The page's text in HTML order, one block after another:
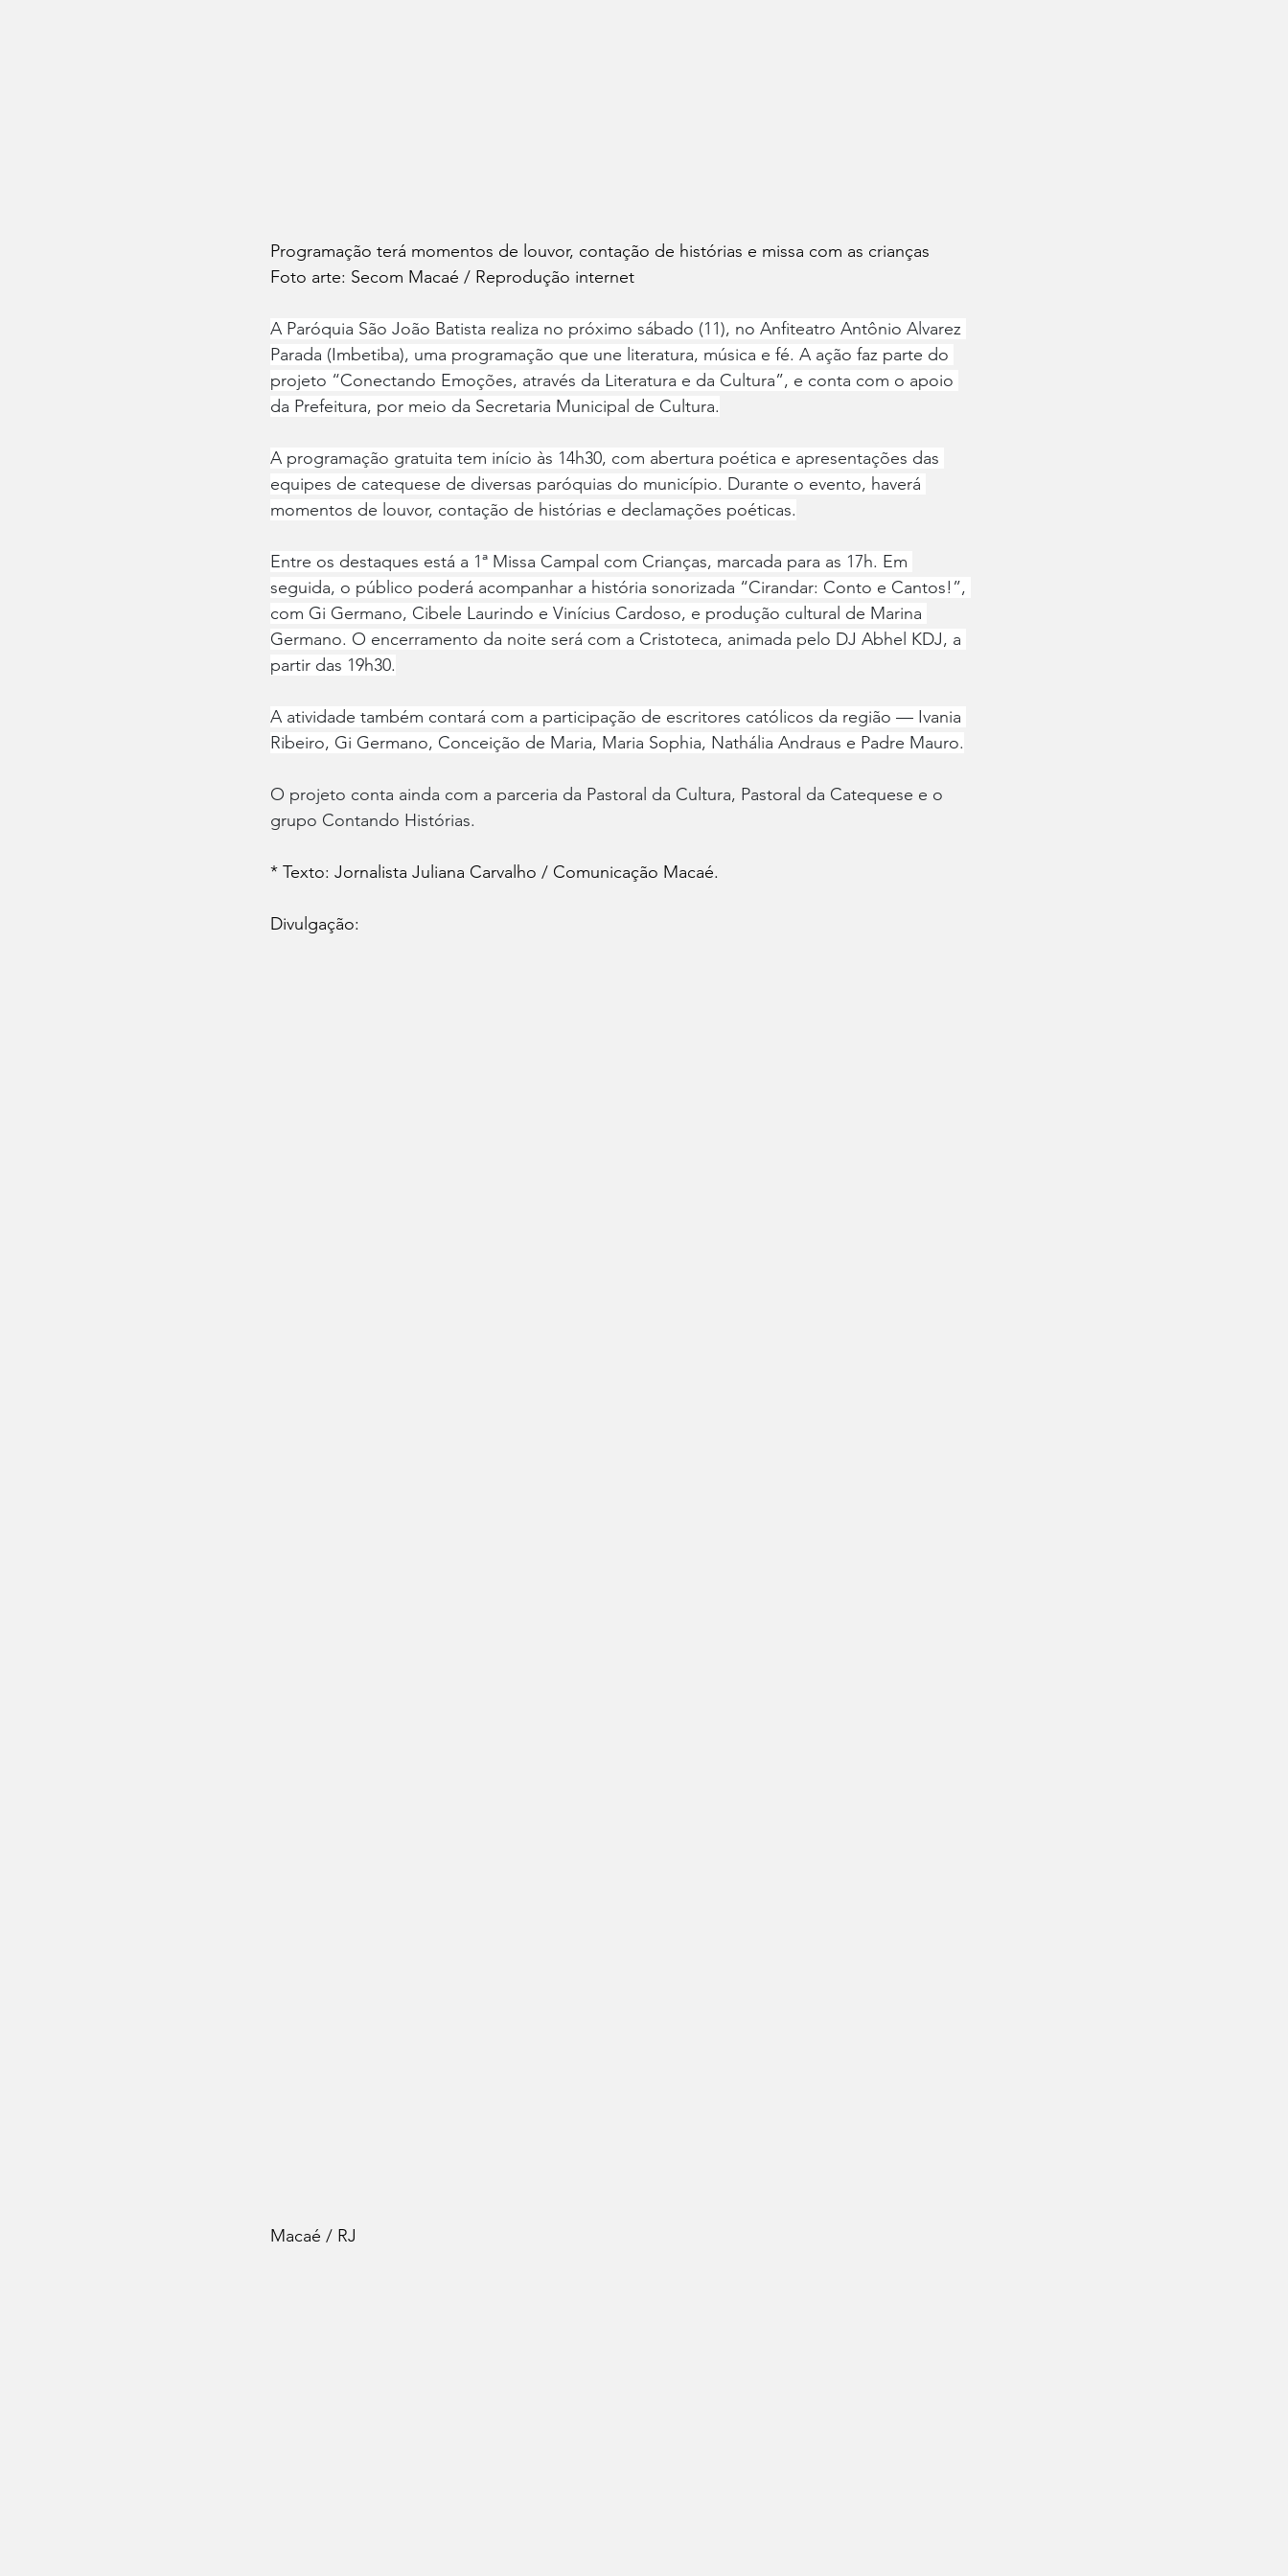
Programação terá momentos de louvor, contação de histórias e missa com as crianças
Foto arte: Secom Macaé / Reprodução internet
A Paróquia São João Batista realiza no próximo sábado (11), no Anfiteatro Antônio Alvarez
Parada (Imbetiba), uma programação que une literatura, música e fé. A ação faz parte do
projeto “Conectando Emoções, através da Literatura e da Cultura”, e conta com o apoio
da Prefeitura, por meio da Secretaria Municipal de Cultura.
A programação gratuita tem início às 14h30, com abertura poética e apresentações das
equipes de catequese de diversas paróquias do município. Durante o evento, haverá
momentos de louvor, contação de histórias e declamações poéticas.
Entre os destaques está a 1ª Missa Campal com Crianças, marcada para as 17h. Em
seguida, o público poderá acompanhar a história sonorizada “Cirandar: Conto e Cantos!”,
com Gi Germano, Cibele Laurindo e Vinícius Cardoso, e produção cultural de Marina
Germano. O encerramento da noite será com a Cristoteca, animada pelo DJ Abhel KDJ, a
partir das 19h30.
A atividade também contará com a participação de escritores católicos da região — Ivania
Ribeiro, Gi Germano, Conceição de Maria, Maria Sophia, Nathália Andraus e Padre Mauro.
O projeto conta ainda com a parceria da Pastoral da Cultura, Pastoral da Catequese e o
grupo Contando Histórias.
* Texto: Jornalista Juliana Carvalho / Comunicação Macaé.
Divulgação:
Macaé / RJ